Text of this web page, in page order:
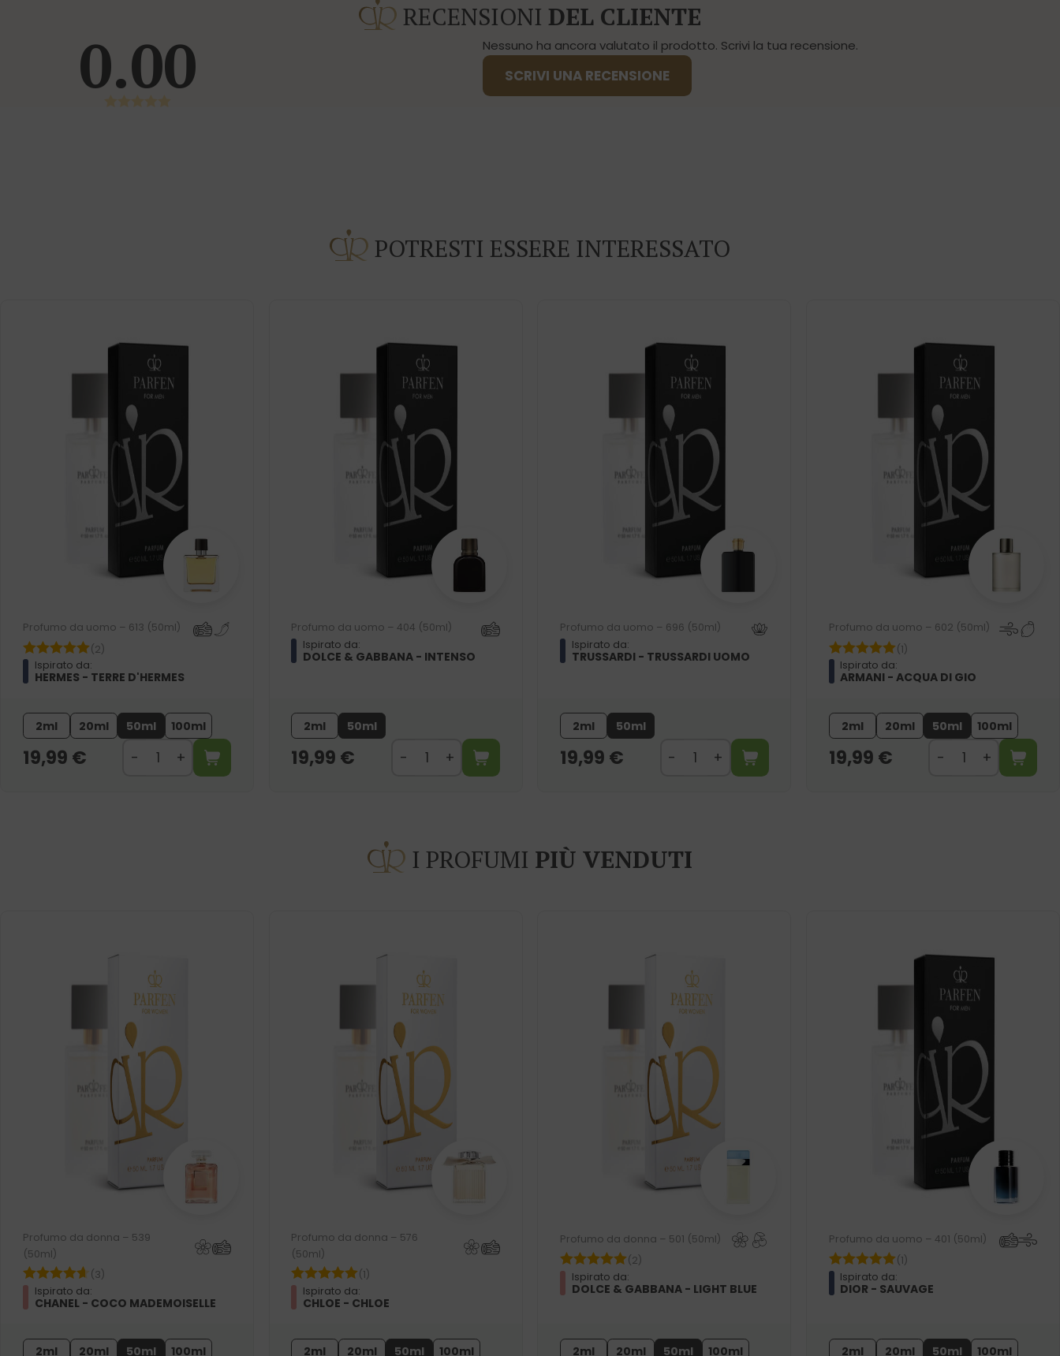
RECENSIONIDEL CLIENTE
0.00 Nessuno ha ancora valutato il prodotto. Scrivi la tua recensione.
SCRIVI UNA RECENSIONE
POTRESTI ESSERE INTERESSATO
Profumo da uomo – 613 (50ml)
(2)
Ispirato da:
HERMES - TERRE D'HERMES
2ml 20ml 50ml 100ml
19,99 €
Profumo da uomo – 404 (50ml)
Ispirato da:
DOLCE & GABBANA - INTENSO
2ml 50ml
19,99 €
Profumo da uomo – 696 (50ml)
Ispirato da:
TRUSSARDI - TRUSSARDI UOMO
2ml 50ml
19,99 €
Profumo da uomo – 602 (50ml)
(1)
Ispirato da:
ARMANI - ACQUA DI GIO
2ml 20ml 50ml 100ml
19,99 €
I PROFUMI PIÙ VENDUTI
Profumo da donna – 539
(50ml)
(3)
Ispirato da:
CHANEL - COCO MADEMOISELLE
2ml 20ml 50ml 100ml
Profumo da donna – 576
(50ml)
(1)
Ispirato da:
CHLOE - CHLOE
2ml 20ml 50ml 100ml
Profumo da donna – 501 (50ml)
(2)
Ispirato da:
DOLCE & GABBANA - LIGHT BLUE
2ml 20ml 50ml 100ml
Profumo da uomo – 401 (50ml)
(1)
Ispirato da:
DIOR - SAUVAGE
2ml 20ml 50ml 100ml